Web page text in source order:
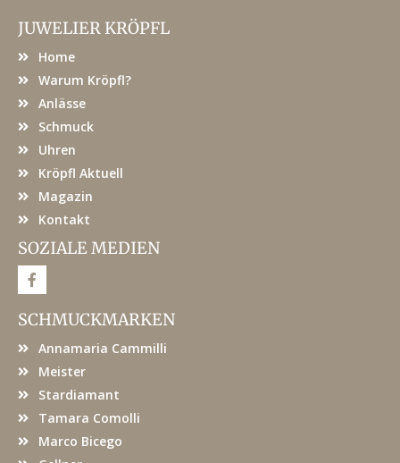
JUWELIER KRÖPFL
Home
Warum Kröpfl?
Anlässe
Schmuck
Uhren
Kröpfl Aktuell
Magazin
Kontakt
SOZIALE MEDIEN
F
a
e
b
o
SCHMUCKMARKEN
Annamaria Cammilli
Meister
Stardiamant
Tamara Comolli
Marco Bicego